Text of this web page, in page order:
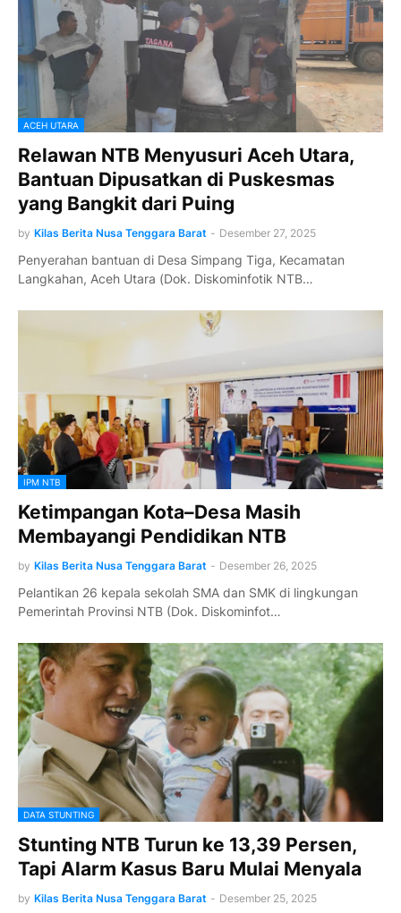
ACEH UTARA
Relawan NTB Menyusuri Aceh Utara,
Bantuan Dipusatkan di Puskesmas
yang Bangkit dari Puing
by Kilas Berita Nusa Tenggara Barat - Desember 27, 2025
Penyerahan bantuan di Desa Simpang Tiga, Kecamatan
Langkahan, Aceh Utara (Dok. Diskominfotik NTB…
IPM NTB
Ketimpangan Kota–Desa Masih
Membayangi Pendidikan NTB
by Kilas Berita Nusa Tenggara Barat - Desember 26, 2025
Pelantikan 26 kepala sekolah SMA dan SMK di lingkungan
Pemerintah Provinsi NTB (Dok. Diskominfot…
DATA STUNTING
Stunting NTB Turun ke 13,39 Persen,
Tapi Alarm Kasus Baru Mulai Menyala
by Kilas Berita Nusa Tenggara Barat - Desember 25, 2025